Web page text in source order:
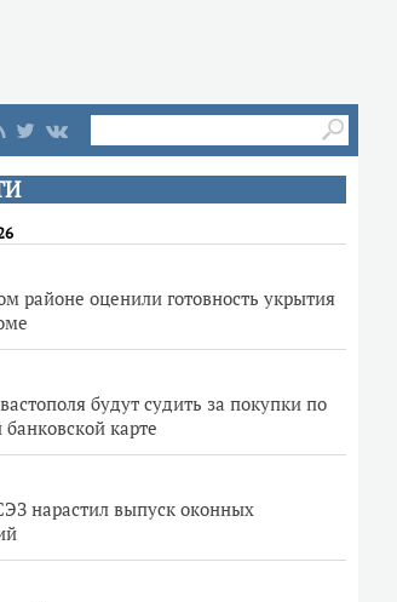
районе оценили готовность укрытия
будут судить за покупки по
карте
нарастил выпуск оконных